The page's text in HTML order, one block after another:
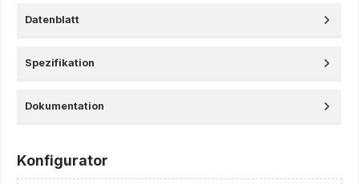
Datenblatt
Spezifikation
Dokumentation
Konfigurator